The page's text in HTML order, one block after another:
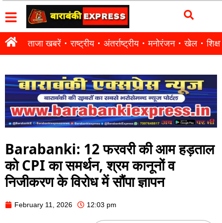
ताजा खबरें राष्ट्रीय अंतर्राष्ट्रीय मनोरंजन खेल शिक्षा
Barabanki: 12 फरवरी की आम हड़ताल
को CPI का समर्थन, श्रम कानूनों व
निजीकरण के विरोध में सौंपा ज्ञापन
February 11, 2026 12:03 pm